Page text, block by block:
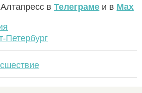
в Телеграме и в Max
Петербург